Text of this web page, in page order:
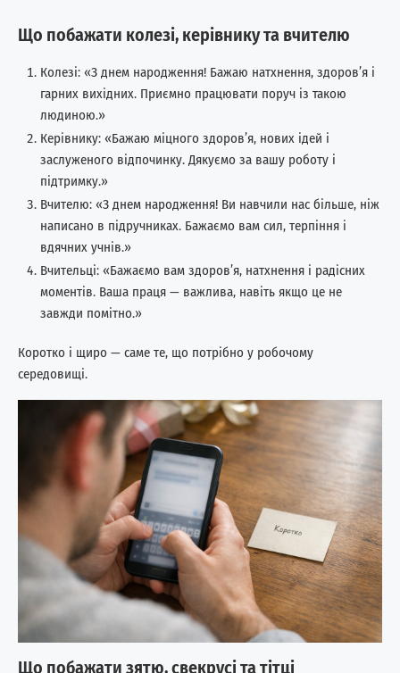
Що побажати колезі, керівнику та вчителю
Колезі: «З днем народження! Бажаю натхнення, здоров’я і
гарних вихідних. Приємно працювати поруч із такою
людиною.»
Керівнику: «Бажаю міцного здоров’я, нових ідей і
заслуженого відпочинку. Дякуємо за вашу роботу і
підтримку.»
Вчителю: «З днем народження! Ви навчили нас більше, ніж
написано в підручниках. Бажаємо вам сил, терпіння і
вдячних учнів.»
Вчительці: «Бажаємо вам здоров’я, натхнення і радісних
моментів. Ваша праця — важлива, навіть якщо це не
завжди помітно.»
Коротко і щиро — саме те, що потрібно у робочому
середовищі.
Що побажати зятю, свекрусі та тітці